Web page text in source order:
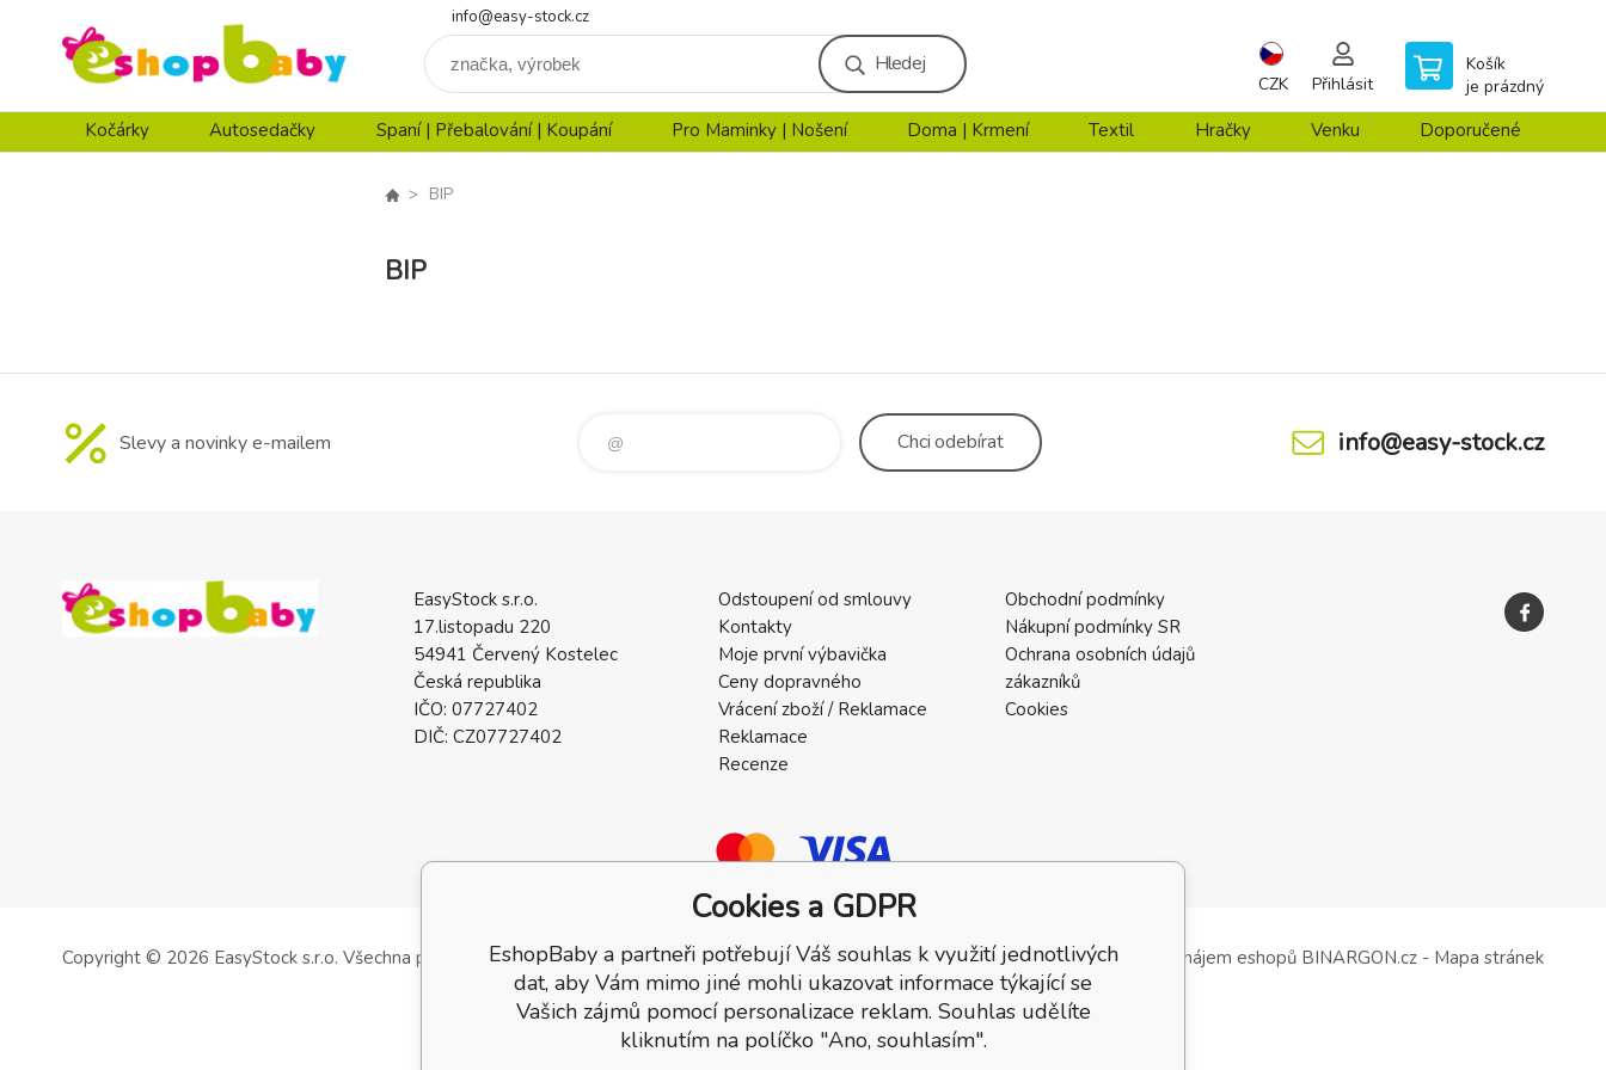
info@easy-stock.cz
Hledej
CZK Přihlásit
Košík
je prázdný
Kočárky Autosedačky Spaní | Přebalování | Koupání Pro Maminky | Nošení Doma | Krmení Textil Hračky Venku Doporučené
BIP
BIP
Slevy a novinky e-mailem Chciodebírat info@easy-stock.cz
EasyStock s.r.o.
17.listopadu 220
54941 Červený Kostelec
Česká republika
IČO: 07727402
DIČ: CZ07727402
Odstoupení od smlouvy
Kontakty
Moje první výbavička
Ceny dopravného
Vrácení zboží / Reklamace
Reklamace
Recenze
Obchodní podmínky
Nákupní podmínky SR
Ochrana osobních údajů
zákazníků
Cookies
Copyright © 2026 EasyStock s.r.o. Všechna práva vyhrazena. Tvorba a pronájem eshopů BINARGON.cz - Mapa stránek
Cookies a GDPR
EshopBaby a partneři potřebují Váš souhlas k využití jednotlivých
dat, aby Vám mimo jiné mohli ukazovat informace týkající se
Vašich zájmů pomocí personalizace reklam. Souhlas udělíte
kliknutím na políčko "Ano, souhlasím".